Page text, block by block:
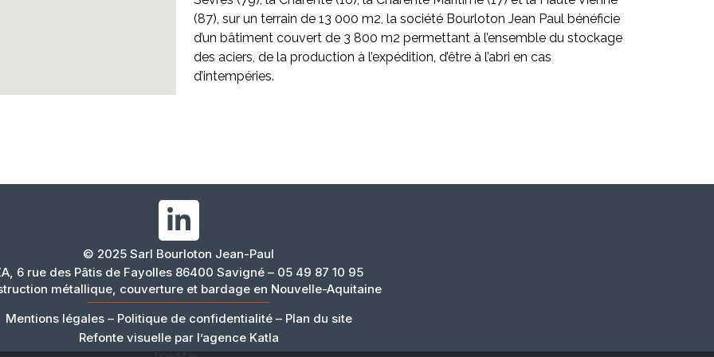
(87), sur un terrain de 13 000 m2, la société Bourloton Jean Paul bénéficie
d’un bâtiment couvert de 3 800 m2 permettant à l’ensemble du stockage
des aciers, de la production à l’expédition, d’être à l’abri en cas
d’intempéries.
© 2025 Sarl Bourloton Jean-Paul
6 rue des Pâtis de Fayolles 86400 Savigné – 05 49 87 10 95
métallique, couverture et bardage en Nouvelle-Aquitaine
Mentions légales –Politique de confidentialité –Plan du site
Refonte visuelle par l’agence Katla